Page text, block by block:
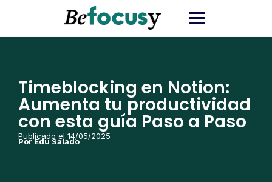
Timeblocking en Notion:
Aumenta tu productividad
con esta guía Paso a Paso
Publicado el 14/05/2025
Por Edu Salado